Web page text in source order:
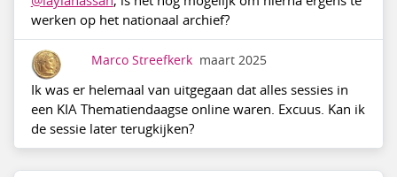
werken op het nationaal archief?
Marco Streefkerk maart 2025
Ik was er helemaal van uitgegaan dat alles sessies in
een KIA Thematiendaagse online waren. Excuus. Kan ik
de sessie later terugkijken?